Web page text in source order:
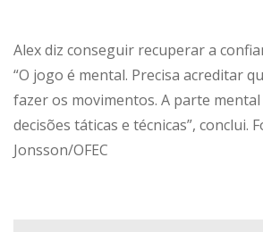
Alex diz conseguir recuperar a
“O jogo é mental. Precisa acreditar
fazer os movimentos. A parte
decisões táticas e técnicas”, conclui.
Jonsson/OFEC